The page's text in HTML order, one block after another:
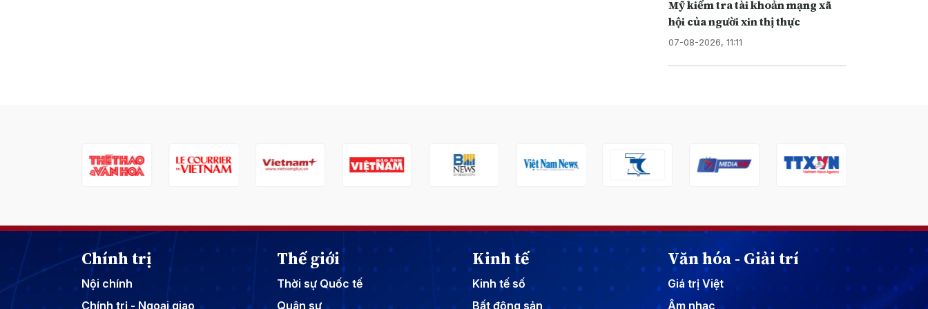
Mỹ kiểm tra tài khoản mạng xã
hội của người xin thị thực
07-08-2026, 11:11
Chính trị
Nội chính
Chính trị - Ngoại giao
Thế giới
Thời sự Quốc tế
Quân sự
Kinh tế
Kinh tế số
Bất động sản
Văn hóa - Giải trí
Giá trị Việt
Âm nhạc